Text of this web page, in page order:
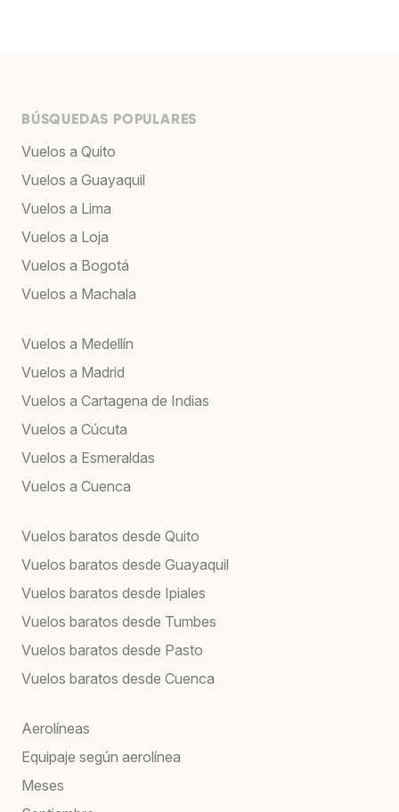
BÚSQUEDAS POPULARES
Vuelos a Quito
Vuelos a Guayaquil
Vuelos a Lima
Vuelos a Loja
Vuelos a Bogotá
Vuelos a Machala
Vuelos a Medellín
Vuelos a Madrid
Vuelos a Cartagena de Indias
Vuelos a Cúcuta
Vuelos a Esmeraldas
Vuelos a Cuenca
Vuelos baratos desde Quito
Vuelos baratos desde Guayaquil
Vuelos baratos desde Ipiales
Vuelos baratos desde Tumbes
Vuelos baratos desde Pasto
Vuelos baratos desde Cuenca
Aerolíneas
Equipaje según aerolínea
Meses